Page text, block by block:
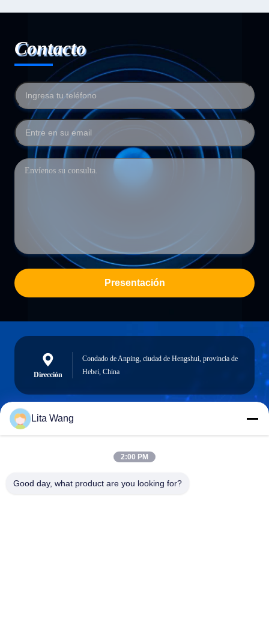
Contacto
Presentación
Dirección
Condado de Anping, ciudad de Hengshui, provincia de
Hebei, China
Lita Wang
2:00 PM
Good day, what product are you looking for?